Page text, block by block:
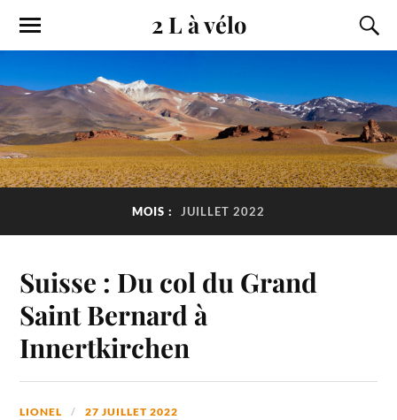
2 L à vélo
MOIS : JUILLET 2022
Suisse : Du col du Grand
Saint Bernard à
Innertkirchen
LIONEL 27 JUILLET 2022